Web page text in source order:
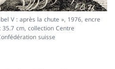
V : après la chute », 1976, encre
cm, collection Centre
suisse